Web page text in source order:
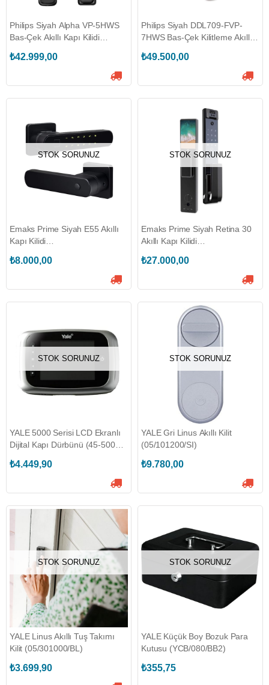
Philips Siyah Alpha VP-5HWS
Bas-Çek Akıllı Kapı Kilidi
₺42.999,00
Philips Siyah DDL709-FVP-
7HWS Bas-Çek Kilitleme Akıllı
(EP.BCK.002.0005.R001)
₺49.500,00
STOK SORUNUZ
Emaks Prime Siyah E55 Akıllı
Kapı Kilidi
₺8.000,00
STOK SORUNUZ
Emaks Prime Siyah Retina 30
Akıllı Kapı Kilidi
₺27.000,00
STOK SORUNUZ
YALE 5000 Serisi LCD Ekranlı
Dijital Kapı Dürbünü (45-5000-
₺4.449,90
STOK SORUNUZ
YALE Gri Linus Akıllı Kilit
(05/101200/SI)
₺9.780,00
STOK SORUNUZ
YALE Linus Akıllı Tuş Takımı
Kilit (05/301000/BL)
₺3.699,90
STOK SORUNUZ
YALE Küçük Boy Bozuk Para
Kutusu (YCB/080/BB2)
₺355,75